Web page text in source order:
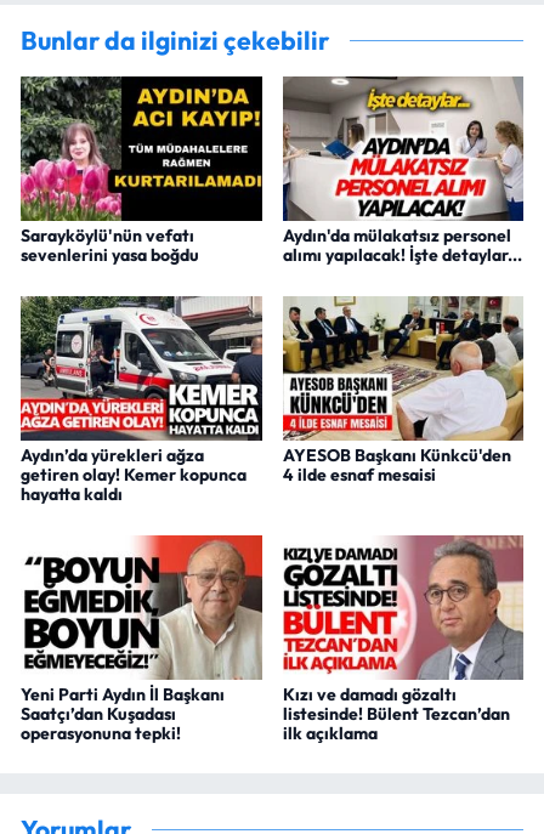
Bunlar da ilginizi çekebilir
Sarayköylü'nün vefatı
sevenlerini yasa boğdu
Aydın'da mülakatsız personel
alımı yapılacak! İşte detaylar...
Aydın’da yürekleri ağza
getiren olay! Kemer kopunca
hayatta kaldı
AYESOB Başkanı Künkcü'den
4 ilde esnaf mesaisi
Yeni Parti Aydın İl Başkanı
Saatçı’dan Kuşadası
operasyonuna tepki!
Kızı ve damadı gözaltı
listesinde! Bülent Tezcan’dan
ilk açıklama